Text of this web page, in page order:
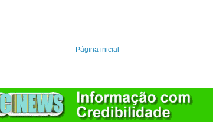
Página inicial